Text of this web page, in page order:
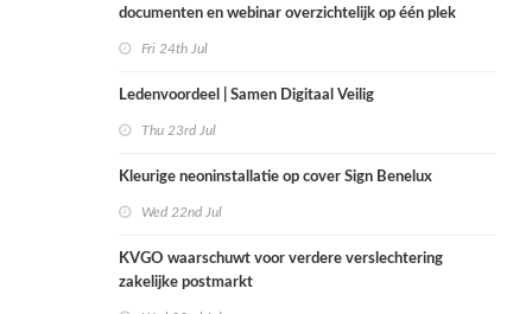
documenten en webinar overzichtelijk op één plek
Fri 24th Jul
Ledenvoordeel | Samen Digitaal Veilig
Thu 23rd Jul
Kleurige neoninstallatie op cover Sign Benelux
Wed 22nd Jul
KVGO waarschuwt voor verdere verslechtering
zakelijke postmarkt